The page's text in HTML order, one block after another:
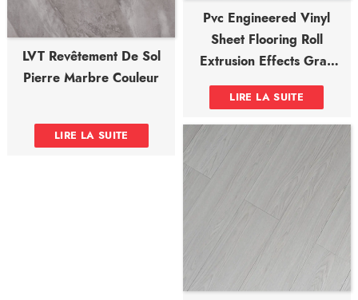
LVT Revêtement De Sol
Pierre Marbre Couleur
LIRE LA SUITE
Pvc Engineered Vinyl
Sheet Flooring Roll
Extrusion Effects Gray
Gives Finish
LIRE LA SUITE